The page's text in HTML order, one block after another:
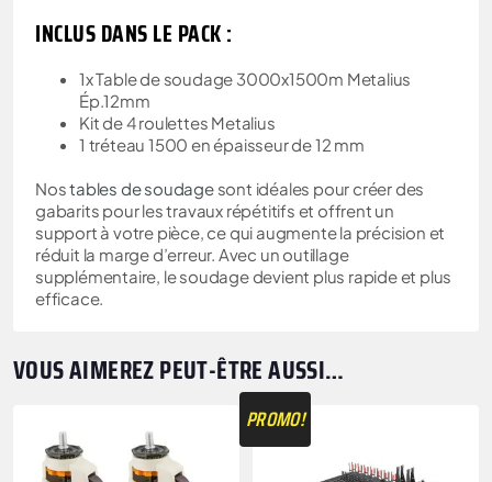
INCLUS DANS LE PACK :
1x Table de soudage 3000x1500m Metalius
Ép.12mm
Kit de 4 roulettes Metalius
1 tréteau 1500 en épaisseur de 12 mm
Nostables de soudagesont idéales pour créer des
gabarits pour les travaux répétitifs et offrent un
support à votre pièce, ce qui augmente la précision et
réduit la marge d’erreur. Avec un outillage
supplémentaire, le soudage devient plus rapide et plus
efficace.
VOUS AIMEREZ PEUT-ÊTRE AUSSI…
PROMO!